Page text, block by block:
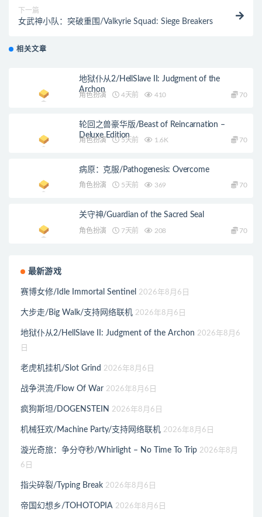
下一篇
女武神小队：突破重围/Valkyrie Squad: Siege Breakers
相关文章
地狱仆从2/HellSlave II: Judgment of the
Archon
角色扮演 4天前 410 70
轮回之兽豪华版/Beast of Reincarnation –
Deluxe Edition
角色扮演 5天前 1.6K 70
病原：克服/Pathogenesis: Overcome
角色扮演 5天前 369 70
关守神/Guardian of the Sacred Seal
角色扮演 7天前 208 70
最新游戏
赛博女修/Idle Immortal Sentinel 2026年8月6日
大步走/Big Walk/支持网络联机 2026年8月6日
地狱仆从2/HellSlave II: Judgment of the Archon 2026年8月6
日
老虎机挂机/Slot Grind 2026年8月6日
战争洪流/Flow Of War 2026年8月6日
疯狗斯坦/DOGENSTEIN 2026年8月6日
机械狂欢/Machine Party/支持网络联机 2026年8月6日
漩光奇旅：争分夺秒/Whirlight – No Time To Trip 2026年8月
6日
指尖碎裂/Typing Break 2026年8月6日
帝国幻想乡/TOHOTOPIA 2026年8月6日